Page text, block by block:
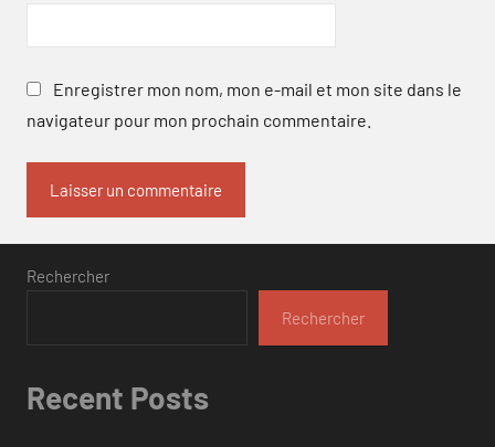
Enregistrer mon nom, mon e-mail et mon site dans le
navigateur pour mon prochain commentaire.
Rechercher
Rechercher
Recent Posts